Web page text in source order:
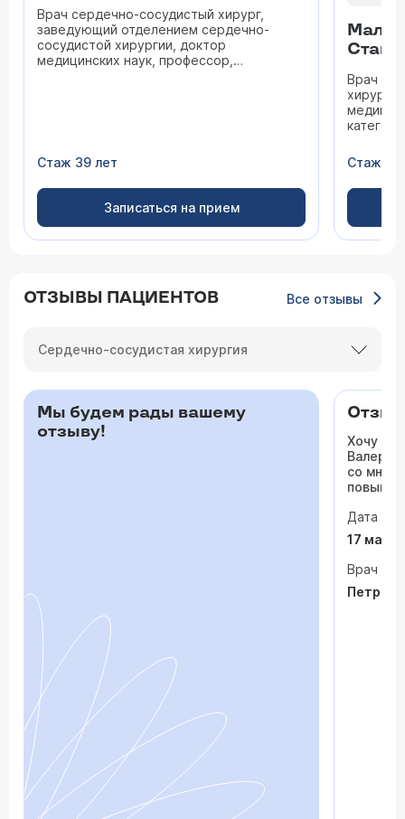
Врач сердечно-сосудистый хирург,
заведующий отделением сердечно-
сосудистой хирургии, доктор
медицинских наук, профессор,
Стаж 39 лет
Записаться на прием
Врач
хирург,
Стаж 41
ОТЗЫВЫ ПАЦИЕНТОВ Все отзывы
Сердечно-сосудистая хирургия
Мы будем рады вашему
отзыву!
Хочу
со мной
сердца.
раз
врачи
На
Дата
17 мая
Врач